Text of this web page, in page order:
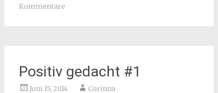
Kommentare
Positiv gedacht #1
Juni 15, 2014 Corinna